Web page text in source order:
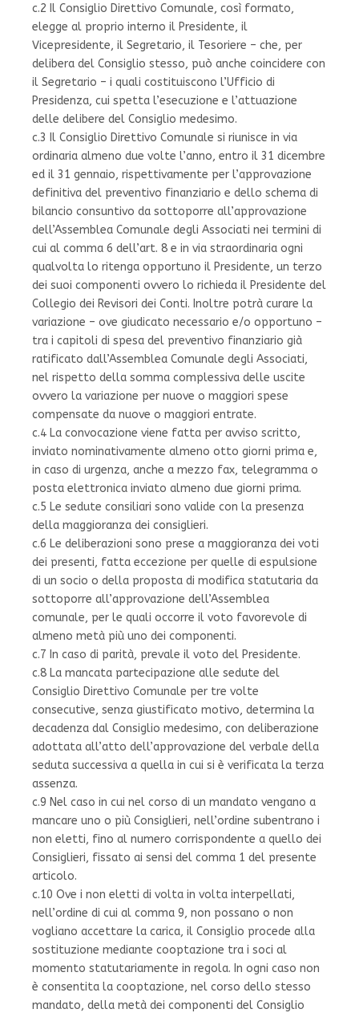
c.2 Il Consiglio Direttivo Comunale, così formato,
elegge al proprio interno il Presidente, il
Vicepresidente, il Segretario, il Tesoriere – che, per
delibera del Consiglio stesso, può anche coincidere con
il Segretario – i quali costituiscono l’Ufficio di
Presidenza, cui spetta l’esecuzione e l’attuazione
delle delibere del Consiglio medesimo.
c.3 Il Consiglio Direttivo Comunale si riunisce in via
ordinaria almeno due volte l’anno, entro il 31 dicembre
ed il 31 gennaio, rispettivamente per l’approvazione
definitiva del preventivo finanziario e dello schema di
bilancio consuntivo da sottoporre all’approvazione
dell’Assemblea Comunale degli Associati nei termini di
cui al comma 6 dell’art. 8 e in via straordinaria ogni
qualvolta lo ritenga opportuno il Presidente, un terzo
dei suoi componenti ovvero lo richieda il Presidente del
Collegio dei Revisori dei Conti. Inoltre potrà curare la
variazione – ove giudicato necessario e/o opportuno –
tra i capitoli di spesa del preventivo finanziario già
ratificato dall’Assemblea Comunale degli Associati,
nel rispetto della somma complessiva delle uscite
ovvero la variazione per nuove o maggiori spese
compensate da nuove o maggiori entrate.
c.4 La convocazione viene fatta per avviso scritto,
inviato nominativamente almeno otto giorni prima e,
in caso di urgenza, anche a mezzo fax, telegramma o
posta elettronica inviato almeno due giorni prima.
c.5 Le sedute consiliari sono valide con la presenza
della maggioranza dei consiglieri.
c.6 Le deliberazioni sono prese a maggioranza dei voti
dei presenti, fatta eccezione per quelle di espulsione
di un socio o della proposta di modifica statutaria da
sottoporre all’approvazione dell’Assemblea
comunale, per le quali occorre il voto favorevole di
almeno metà più uno dei componenti.
c.7 In caso di parità, prevale il voto del Presidente.
c.8 La mancata partecipazione alle sedute del
Consiglio Direttivo Comunale per tre volte
consecutive, senza giustificato motivo, determina la
decadenza dal Consiglio medesimo, con deliberazione
adottata all’atto dell’approvazione del verbale della
seduta successiva a quella in cui si è verificata la terza
assenza.
c.9 Nel caso in cui nel corso di un mandato vengano a
mancare uno o più Consiglieri, nell’ordine subentrano i
non eletti, fino al numero corrispondente a quello dei
Consiglieri, fissato ai sensi del comma 1 del presente
articolo.
c.10 Ove i non eletti di volta in volta interpellati,
nell’ordine di cui al comma 9, non possano o non
vogliano accettare la carica, il Consiglio procede alla
sostituzione mediante cooptazione tra i soci al
momento statutariamente in regola. In ogni caso non
è consentita la cooptazione, nel corso dello stesso
mandato, della metà dei componenti del Consiglio